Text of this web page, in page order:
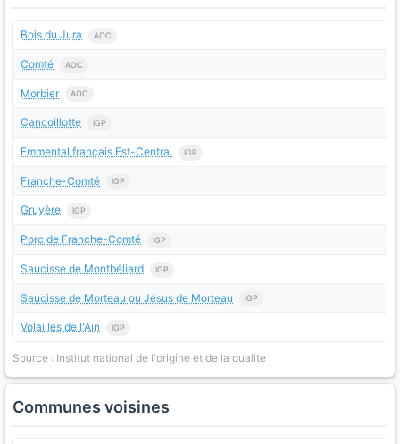
Bois du Jura AOC
Comté AOC
Morbier AOC
Cancoillotte IGP
Emmental français Est-Central IGP
Franche-Comté IGP
Gruyère IGP
Porc de Franche-Comté IGP
Saucisse de Montbéliard IGP
Saucisse de Morteau ou Jésus de Morteau IGP
Volailles de l'Ain IGP
Source : Institut national de l'origine et de la qualite
Communes voisines